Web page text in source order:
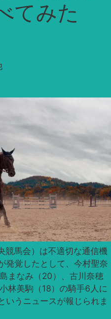
てみた
馬会）は不適切な通信機
発覚したとして、今村聖奈
まなみ（20）、古川奈穂
林美駒（18）の騎手6人に
いうニュースが報じられま